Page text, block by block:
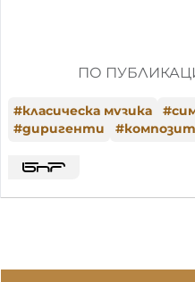
ПО
#класическа музика #
#диригенти #